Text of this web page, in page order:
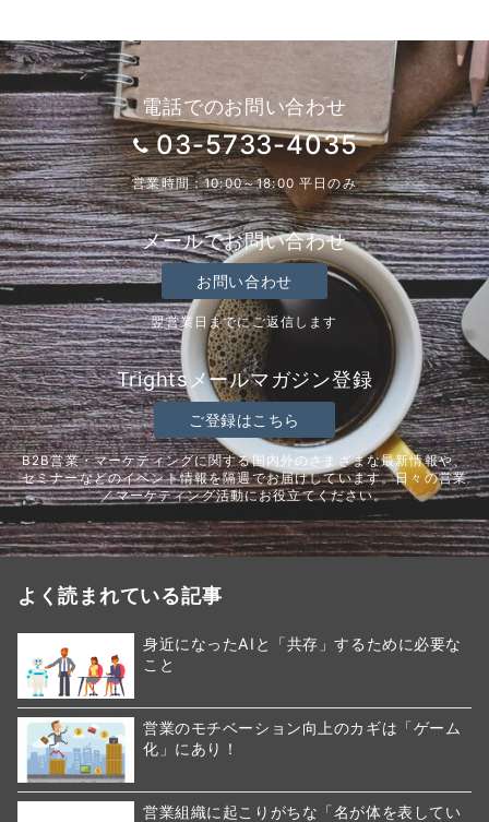
電話でのお問い合わせ
03-5733-4035
営業時間：10:00～18:00 平日のみ
メールでお問い合わせ
お問い合わせ
翌営業日までにご返信します
Trightsメールマガジン登録
ご登録はこちら
B2B営業・マーケティングに関する国内外のさまざまな最新情報や、
セミナーなどのイベント情報を隔週でお届けしています。日々の営業
／マーケティング活動にお役立てください。
よく読まれている記事
身近になったAIと「共存」するために必要な
こと
営業のモチベーション向上のカギは「ゲーム
化」にあり！
営業組織に起こりがちな「名が体を表してい